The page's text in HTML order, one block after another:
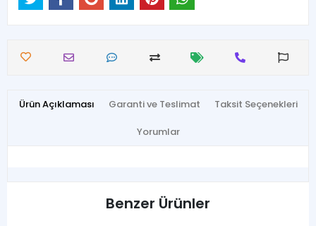
Ürün Açıklaması Garanti ve Teslimat Taksit Seçenekleri
Yorumlar
Benzer Ürünler